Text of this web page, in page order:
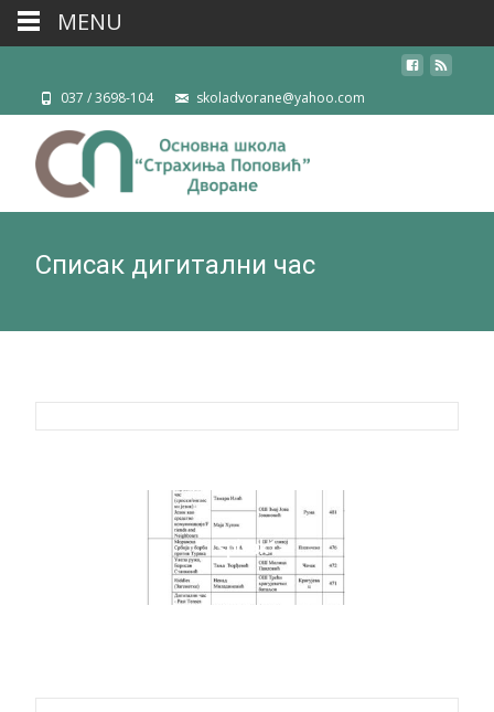
037 / 3698-104 skoladvorane@yahoo.com
Списак дигитални час
spisak1
MENU